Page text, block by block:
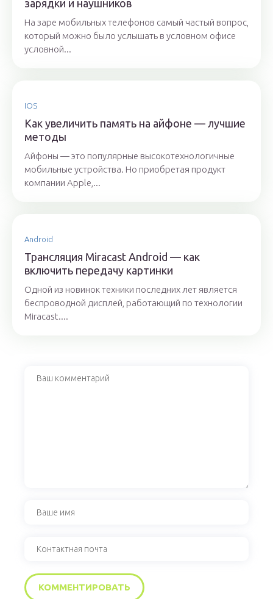
зарядки и наушников
На заре мобильных телефонов самый частый вопрос,
который можно было услышать в условном офисе
условной...
IOS
Как увеличить память на айфоне — лучшие
методы
Айфоны — это популярные высокотехнологичные
мобильные устройства. Но приобретая продукт
компании Apple,...
Android
Трансляция Miracast Android — как
включить передачу картинки
Одной из новинок техники последних лет является
беспроводной дисплей, работающий по технологии
Miracast....